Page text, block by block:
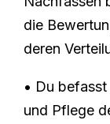
die
deren
• Du
und Pflege